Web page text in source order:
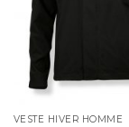
VESTE HIVER HOMME